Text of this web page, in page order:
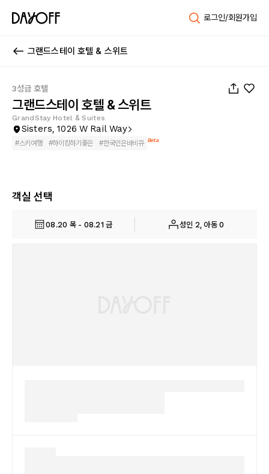
로그인/회원가입
그랜드스테이 호텔 & 스위트
3성급 호텔
그랜드스테이 호텔 & 스위트
GrandStay Hotel & Suites
Sisters, 1026 W Rail Way
#스키여행 #하이킹하기좋은 #한국인은바비큐 Beta
객실 선택
08.20 목 - 08.21 금 성인 2, 아동 0